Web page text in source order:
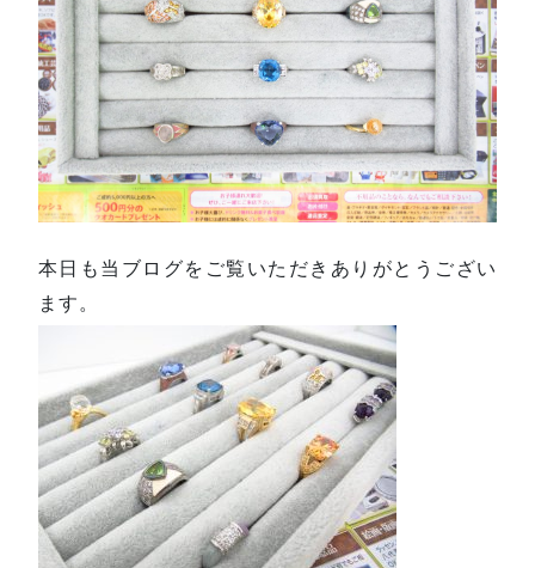
本日も当ブログをご覧いただきありがとうござい
ます。